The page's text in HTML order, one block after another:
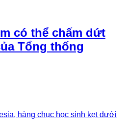
có thể chấm dứt
Tổng thống
hàng chục học sinh kẹt dưới